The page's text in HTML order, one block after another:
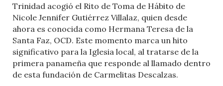
Trinidad acogió el Rito de Toma de Hábito de
Nicole Jennifer Gutiérrez Villalaz, quien desde
ahora es conocida como Hermana Teresa de la
Santa Faz, OCD. Este momento marca un hito
significativo para la Iglesia local, al tratarse de la
primera panameña que responde al llamado dentro
de esta fundación de Carmelitas Descalzas.